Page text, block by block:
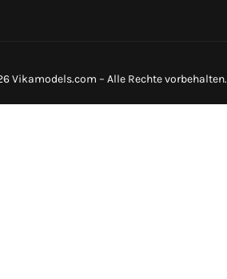
Vikamodels.com – Alle Rechte vorbehalten.